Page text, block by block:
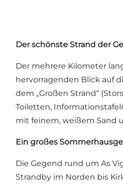
Der schönste Strand der
Der mehrere Kilometer
hervorragenden Blick auf
dem „Großen Strand“
Toiletten,
mit feinem, weißem Sand
Ein großes
Die Gegend rund um As
Strandby im Norden bis